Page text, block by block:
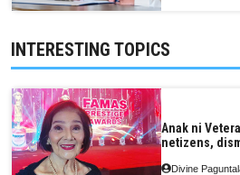
INTERESTING TOPICS
Anak ni
netizens,
Divine